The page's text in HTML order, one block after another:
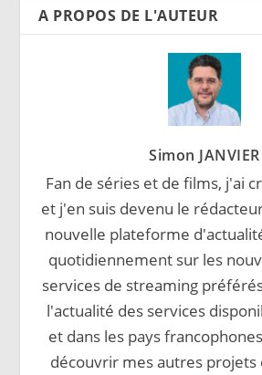
A PROPOS DE L'AUTEUR
Simon JANVIER
Fan de séries et de films, j'ai
et j'en suis devenu le
nouvelle plateforme
quotidiennement sur les
services de streaming
l'actualité des services
et dans les pays
découvrir mes autres projets